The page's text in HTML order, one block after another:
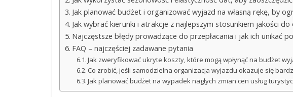
Jak planować budżet i organizować wyjazd na własną rękę, by
Jak wybrać kierunki i atrakcje z najlepszym stosunkiem jakości do
Najczęstsze błędy prowadzące do przepłacania i jak ich unikać
FAQ – najczęściej zadawane pytania
Jak zweryfikować ukryte koszty, które mogą wpłynąć na budżet
Co zrobić, jeśli samodzielna organizacja wyjazdu okazuje się
Jak planować budżet na wypadek nagłych zmian cen usług